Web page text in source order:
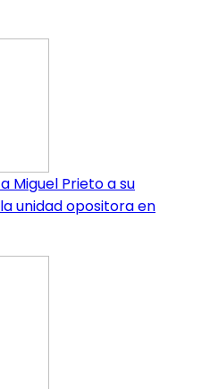
Miguel Prieto a su
unidad opositora en